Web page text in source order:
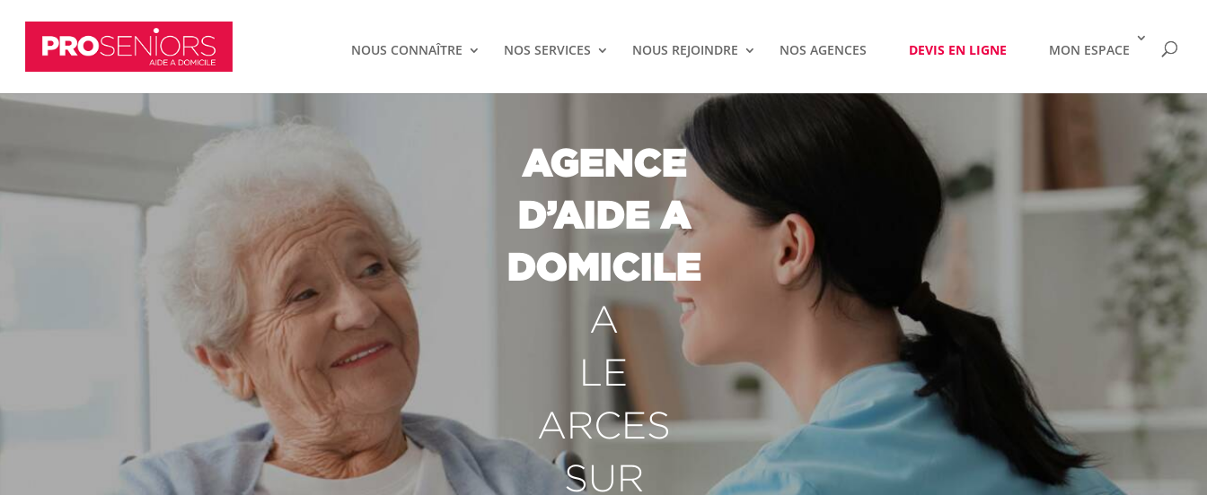
NOUS CONNAÎTRE NOS SERVICES NOUS REJOINDRE NOS AGENCES DEVIS EN LIGNE MON ESPACE
AGENCE
D’AIDE A
DOMICILE
A
LE
ARCES
SUR